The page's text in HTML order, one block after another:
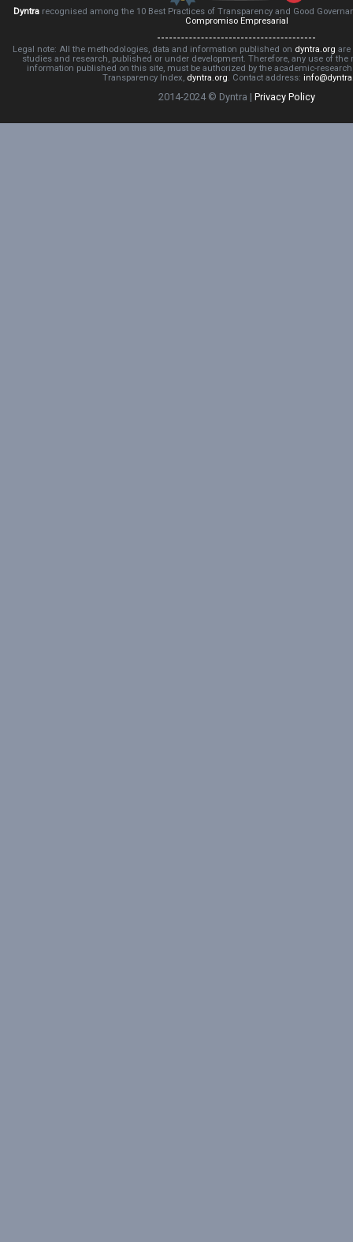
Dyntra recognised among the 10 Best Practices of Transparency and Good
Compromiso Empresarial
Legal note: All the methodologies, data and information published on dyntra.org are
studies and research, published or under development. Therefore, any use of the
information published on this site, must be authorized by the academic-
Transparency Index, dyntra.org. Contact address:
2014-2024 © Dyntra | Privacy Policy